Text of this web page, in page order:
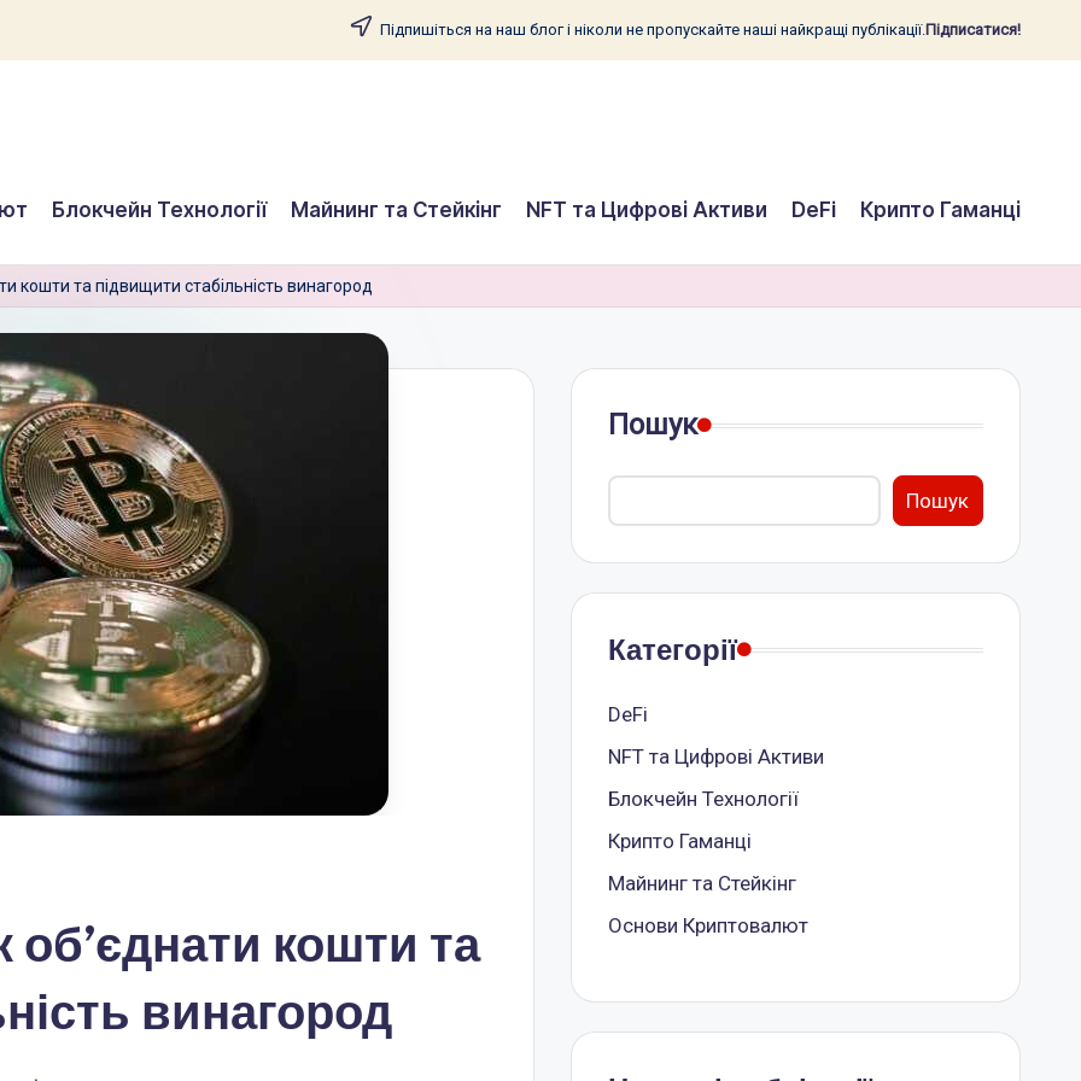
Підпишіться на наш блог і ніколи не пропускайте наші найкращі публікації.Підписатися!
Блокчейн Технології Майнинг та Стейкінг NFT та Цифрові Активи DeFi Крипто Гаманці
кошти та підвищити стабільність винагород
кошти та
винагород
Пошук
Пошук
Категорії
DeFi
NFT та Цифрові Активи
Блокчейн Технології
Крипто Гаманці
Майнинг та Стейкінг
Основи Криптовалют